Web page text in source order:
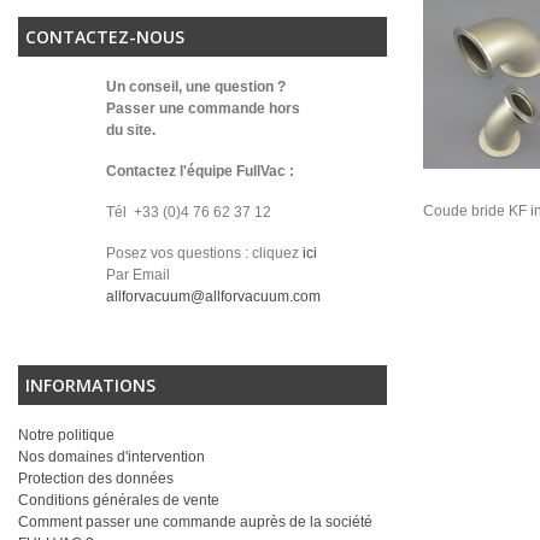
CONTACTEZ-NOUS
Un conseil, une question ?
Passer une commande hors
du site.
Contactez l'équipe FullVac :
Tél +33 (0)4 76 62 37 12
Posez vos questions : cliquez ici
Par Email
allforvacuum@allforvacuum.com
INFORMATIONS
Notre politique
Nos domaines d'intervention
Protection des données
Conditions générales de vente
Comment passer une commande auprès de la société
Coude bride KF